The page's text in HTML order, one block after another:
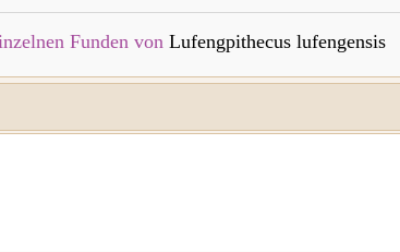
Funden von Lufengpithecus lufengensis